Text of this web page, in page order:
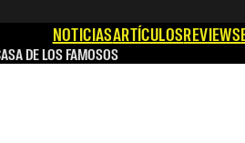
NOTICIASARTÍCULOSREVIEWS
DE LOS FAMOSOS